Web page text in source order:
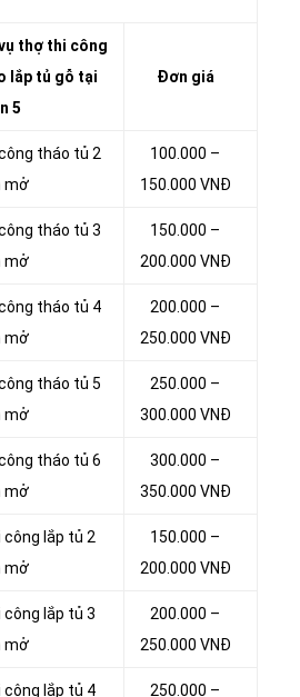
thợ thi công
lắp tủ gỗ tại
5
Đơn giá
tháo tủ 2
mở
100.000 –
150.000 VNĐ
tháo tủ 3
mở
150.000 –
200.000 VNĐ
tháo tủ 4
mở
200.000 –
250.000 VNĐ
tháo tủ 5
mở
250.000 –
300.000 VNĐ
tháo tủ 6
mở
300.000 –
350.000 VNĐ
công lắp tủ 2
mở
150.000 –
200.000 VNĐ
công lắp tủ 3
mở
200.000 –
250.000 VNĐ
công lắp tủ 4
250.000 –